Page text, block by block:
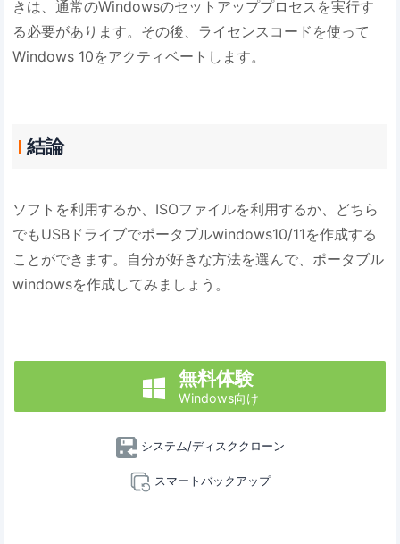
きは、通常のWindowsのセットアッププロセスを実行す
る必要があります。その後、ライセンスコードを使って
Windows 10をアクティベートします。
結論
ソフトを利用するか、ISOファイルを利用するか、どちら
でもUSBドライブでポータブルwindows10/11を作成する
ことができます。自分が好きな方法を選んで、ポータブル
windowsを作成してみましょう。
 無料体験
Windows向け
システム/ディスククローン
スマートバックアップ